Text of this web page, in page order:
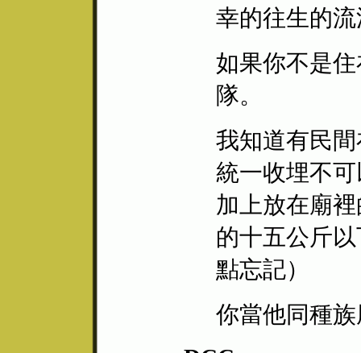
幸的往生的
如果你不是
隊。
我知道有民
統一收埋不
加上放在廟
的十五公斤
點忘記）
你當他同種